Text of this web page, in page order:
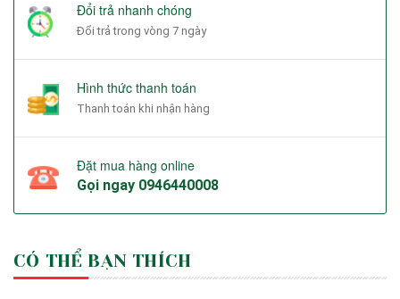
Đổi trả nhanh chóng
Đổi trả trong vòng 7 ngày
Hình thức thanh toán
Thanh toán khi nhận hàng
Đặt mua hàng online
Gọi ngay 0946440008
CÓ THỂ BẠN THÍCH